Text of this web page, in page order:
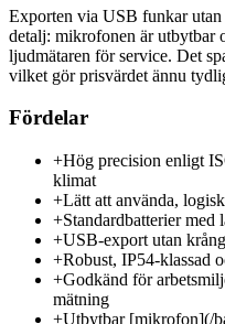
Exporten via USB funkar
detalj: mikrofonen är utbytbar
ljudmätaren för service. Det
vilket gör prisvärdet ännu
Fördelar
+Hög precision enligt
klimat
+Lätt att använda,
+Standardbatterier
+USB-export utan
+Robust, IP54-klassad
+Godkänd för
mätning
+Utbytbar [mikrofon](/